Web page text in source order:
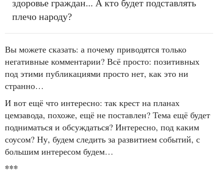
здоровье граждан... А кто будет подставлять
плечо народу?
Вы можете сказать: а почему приводятся только
негативные комментарии? Всё просто: позитивных
под этими публикациями просто нет, как это ни
странно…
И вот ещё что интересно: так крест на планах
цемзавода, похоже, ещё не поставлен? Тема ещё будет
подниматься и обсуждаться? Интересно, под каким
соусом? Ну, будем следить за развитием событий, с
большим интересом будем…
***